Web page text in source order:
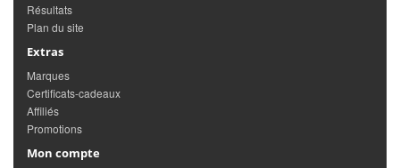
Résultats
Plan du site
Extras
Marques
Certificats-cadeaux
Affiliés
Promotions
Mon compte